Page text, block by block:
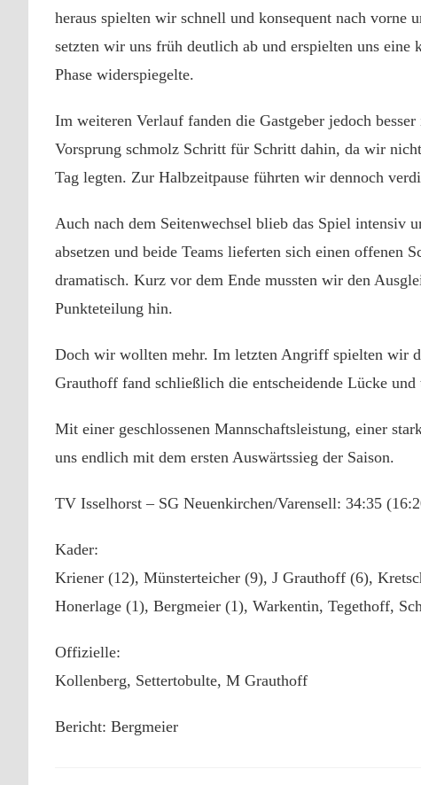
heraus spielten wir schnell und konsequent nach
setzten wir uns früh deutlich ab und erspielten uns
Phase widerspiegelte.
Im weiteren Verlauf fanden die Gastgeber jedoch
Vorsprung schmolz Schritt für Schritt dahin, da wir
Tag legten. Zur Halbzeitpause führten wir dennoch
Auch nach dem Seitenwechsel blieb das Spiel intensiv
absetzen und beide Teams lieferten sich einen offenen
dramatisch. Kurz vor dem Ende mussten wir den
Punkteteilung hin.
Doch wir wollten mehr. Im letzten Angriff spielten wir
Grauthoff fand schließlich die entscheidende Lücke
Mit einer geschlossenen Mannschaftsleistung, einer
uns endlich mit dem ersten Auswärtssieg der Saison.
TV Isselhorst – SG Neuenkirchen/Varensell: 34:35
Kader:
Kriener (12), Münsterteicher (9), J Grauthoff (6),
Honerlage (1), Bergmeier (1), Warkentin, Tegethoff,
Offizielle:
Kollenberg, Settertobulte, M Grauthoff
Bericht: Bergmeier